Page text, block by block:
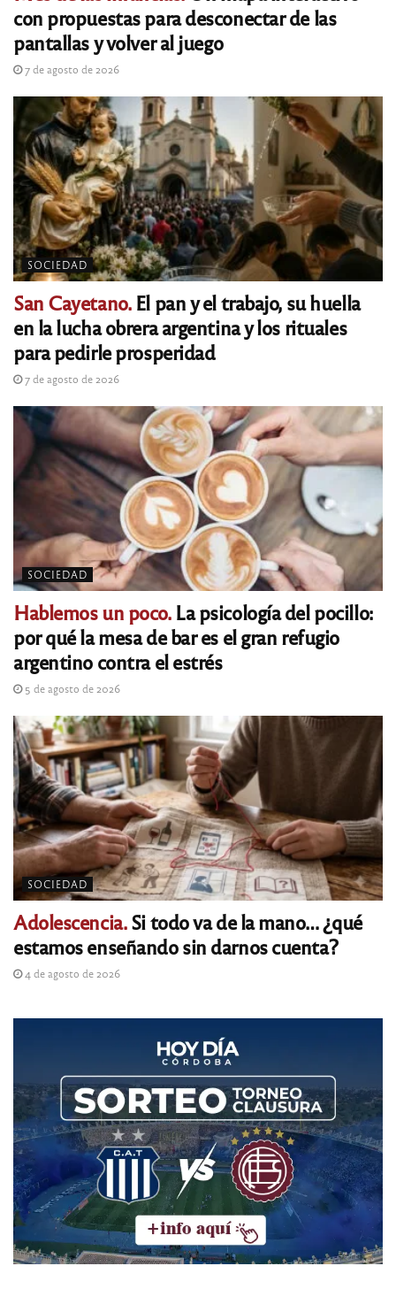
con propuestas para desconectar de las
pantallas y volver al juego
7 de agosto de 2026
SOCIEDAD
San Cayetano.El pan y el trabajo, su huella
en la lucha obrera argentina y los rituales
para pedirle prosperidad
7 de agosto de 2026
SOCIEDAD
Hablemos un poco.La psicología del pocillo:
por qué la mesa de bar es el gran refugio
argentino contra el estrés
5 de agosto de 2026
SOCIEDAD
Adolescencia.Si todo va de la mano… ¿qué
estamos enseñando sin darnos cuenta?
4 de agosto de 2026